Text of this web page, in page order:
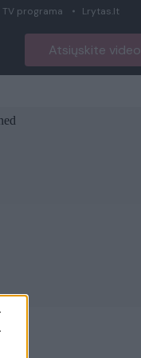
TV programa Lrytas.lt
Atsiųskite video